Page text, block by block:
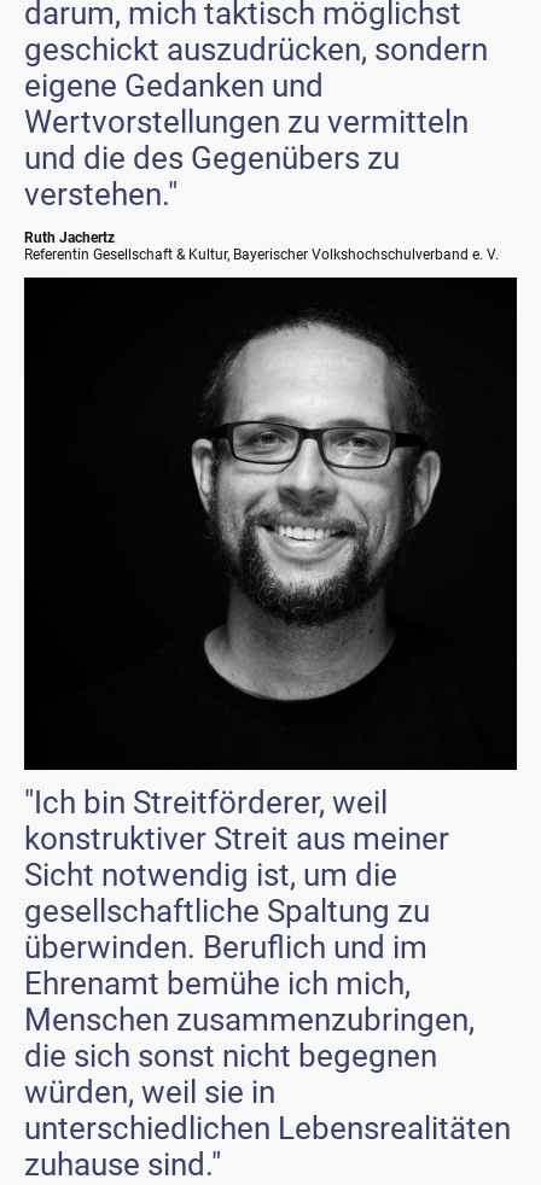
darum, mich taktisch möglichst
geschickt auszudrücken, sondern
eigene Gedanken und
Wertvorstellungen zu vermitteln
und die des Gegenübers zu
verstehen."
Ruth Jachertz
Referentin Gesellschaft & Kultur, Bayerischer Volkshochschulverband e. V.
"Ich bin Streitförderer, weil
konstruktiver Streit aus meiner
Sicht notwendig ist, um die
gesellschaftliche Spaltung zu
überwinden. Beruflich und im
Ehrenamt bemühe ich mich,
Menschen zusammenzubringen,
die sich sonst nicht begegnen
würden, weil sie in
unterschiedlichen Lebensrealitäten
zuhause sind."